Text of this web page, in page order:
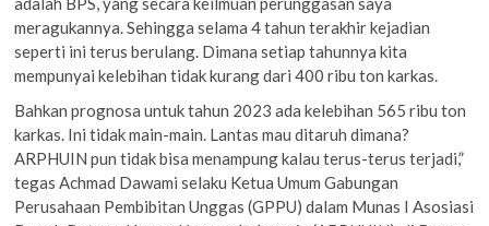
meragukannya. Sehingga selama 4 tahun terakhir kejadian
seperti ini terus berulang. Dimana setiap tahunnya kita
mempunyai kelebihan tidak kurang dari 400 ribu ton karkas.
Bahkan prognosa untuk tahun 2023 ada kelebihan 565 ribu ton
karkas. Ini tidak main-main. Lantas mau ditaruh dimana?
ARPHUIN pun tidak bisa menampung kalau terus-terus terjadi,”
tegas Achmad Dawami selaku Ketua Umum Gabungan
Perusahaan Pembibitan Unggas (GPPU) dalam Munas I Asosiasi